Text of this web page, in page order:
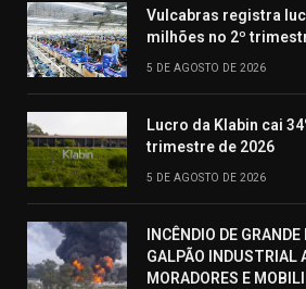
Vulcabras registra
milhões no 2º
5 DE AGOSTO DE 2026
Lucro da Klabin cai
trimestre de 2026
5 DE AGOSTO DE 2026
INCÊNDIO DE
GALPÃO INDUSTRIAL
MORADORES E